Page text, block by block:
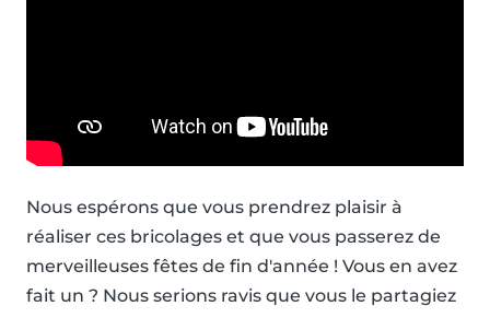
Nous espérons que vous prendrez plaisir à
réaliser ces bricolages et que vous passerez de
merveilleuses fêtes de fin d'année ! Vous en avez
fait un ? Nous serions ravis que vous le partagiez